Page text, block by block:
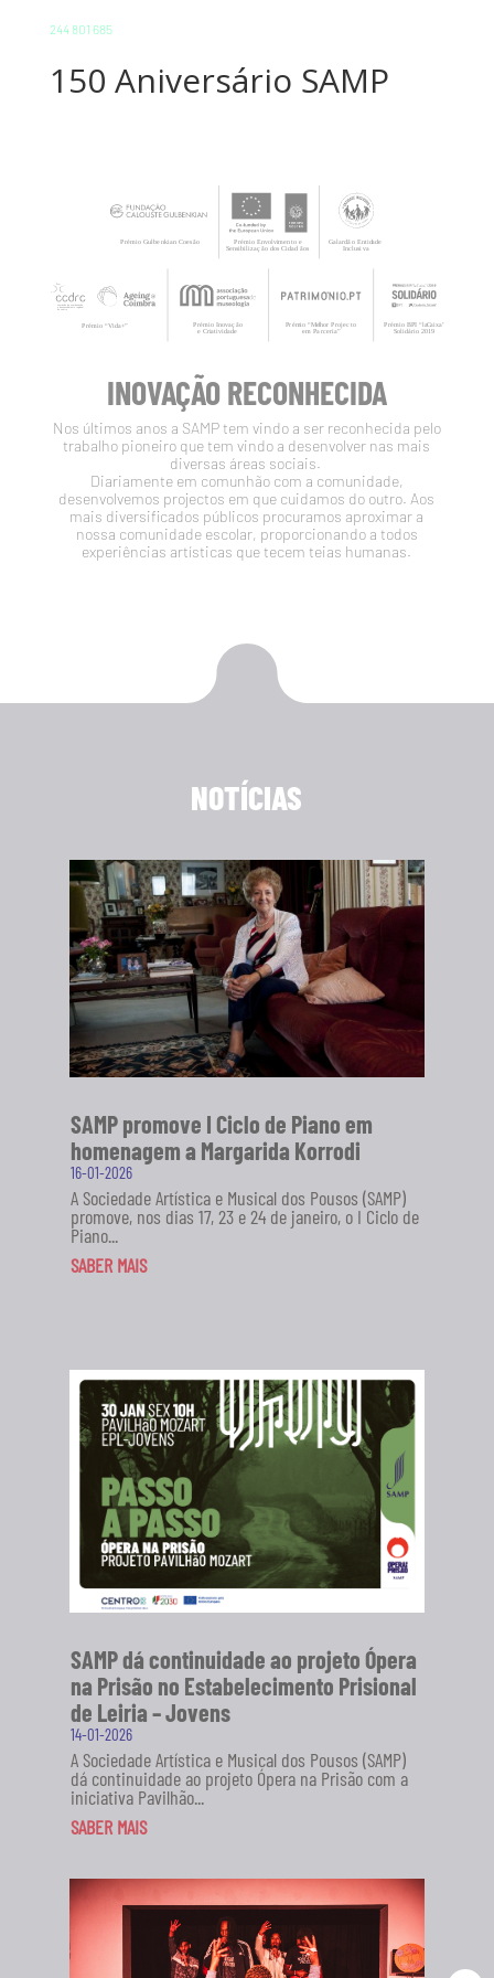
244 801 685
150 Aniversário SAMP
INOVAÇÃO RECONHECIDA
Nos últimos anos a SAMP tem vindo a ser reconhecida pelo
trabalho pioneiro que tem vindo a desenvolver nas mais
diversas áreas sociais.
Diariamente em comunhão com a comunidade,
desenvolvemos projectos em que cuidamos do outro. Aos
mais diversificados públicos procuramos aproximar a
nossa comunidade escolar, proporcionando a todos
experiências artísticas que tecem teias humanas.
NOTÍCIAS
SAMP promove I Ciclo de Piano em
homenagem a Margarida Korrodi
16-01-2026
A Sociedade Artística e Musical dos Pousos (SAMP)
promove, nos dias 17, 23 e 24 de janeiro, o I Ciclo de
Piano...
SABER MAIS
SAMP dá continuidade ao projeto Ópera
na Prisão no Estabelecimento Prisional
de Leiria – Jovens
14-01-2026
A Sociedade Artística e Musical dos Pousos (SAMP)
dá continuidade ao projeto Ópera na Prisão com a
iniciativa Pavilhão...
SABER MAIS